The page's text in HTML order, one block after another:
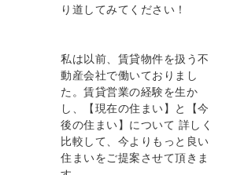
り道してみてください！
私は以前、賃貸物件を扱う不
動産会社で働いておりまし
た。賃貸営業の経験を生か
し、【現在の住まい】と【今
後の住まい】について 詳しく
比較して、今よりもっと良い
住まいをご提案させて頂きま